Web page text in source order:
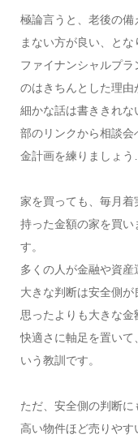
極論言うと、老後の
まない方が良い、とな
ファイナンシャルプ
のはきちんとした理由
細かな話は書ききれ
部のリンクから相談
金計画を練りましょう
家を買っても、毎月
持った金額の家を買
す。
多くの人が金融や資
大きな判断は安全側が
思ったよりも大きな
快適さに軸足を置いて
いう教訓です。
ただ、安全側の判断に
高い物件ほど売りや